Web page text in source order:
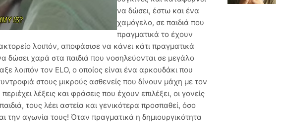
να δώσει, έστω και ένα
χαμόγελο, σε παιδιά που
πραγματικά το έχουν
λοιπόν, αποφάσισε να κάνει κάτι πραγματικά
δώσει χαρά στα παιδιά που νοσηλεύονται σε μεγάλο
λοιπόν τον ELO, ο οποίος είναι ένα αρκουδάκι που
στους μικρούς ασθενείς που δίνουν μάχη με τον
λέξεις και φράσεις που έχουν επιλέξει, οι γονείς
τους λέει αστεία και γενικότερα προσπαθεί, όσο
την αγωνία τους! Όταν πραγματικά η δημιουργικότητα